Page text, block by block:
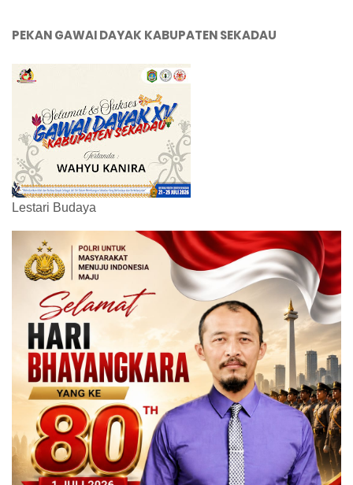
PEKAN GAWAI DAYAK KABUPATEN SEKADAU
Lestari Budaya